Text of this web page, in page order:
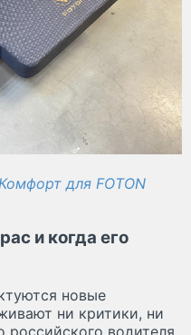
для FOTON
и когда его
новые
ни критики, ни